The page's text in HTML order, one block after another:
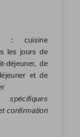
: cuisine
les jours de
déjeuner, de
et de
confirmation